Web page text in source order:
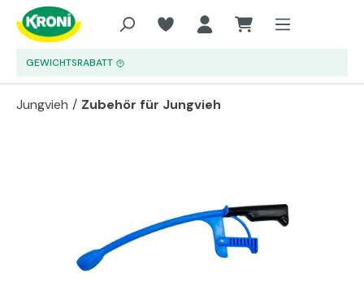
Zum Hauptinhalt springen
GEWICHTSRABATT
Jungvieh / Zubehör für Jungvieh